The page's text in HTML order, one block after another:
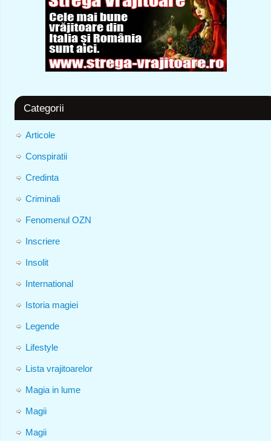
Categorii
Articole
Conspiratii
Credinta
Criminali
Fenomenul OZN
Inscriere
Insolit
International
Istoria magiei
Legende
Lifestyle
Lista vrajitoarelor
Magia in lume
Magii
Magii